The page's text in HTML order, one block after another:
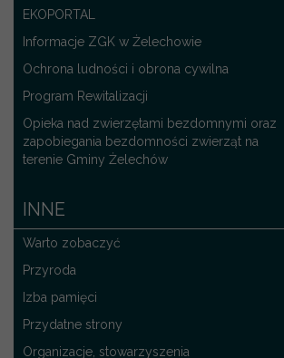
EKOPORTAL
Informacje ZGK w Żelechowie
Ochrona ludności i obrona cywilna
Program Rewitalizacji
Opieka nad zwierzętami bezdomnymi oraz
zapobiegania bezdomności zwierząt na
terenie Gminy Żelechów
INNE
Warto zobaczyć
Przyroda
Izba pamięci
Przydatne strony
Organizacje, stowarzyszenia